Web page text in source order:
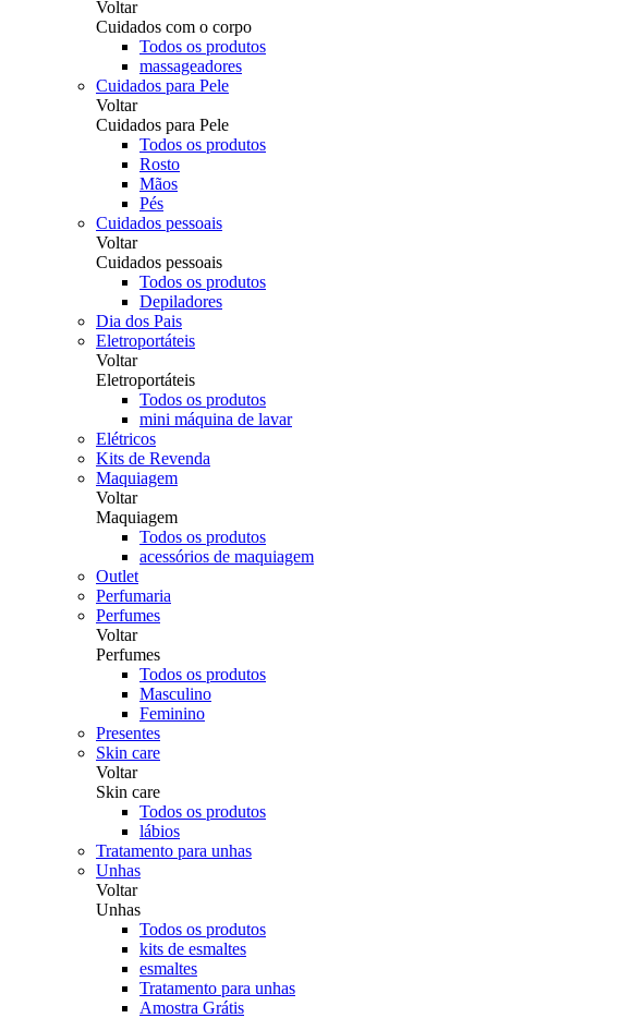
Voltar
Cuidados com o corpo
Todos os produtos
massageadores
Cuidados para Pele
Voltar
Cuidados para Pele
Todos os produtos
Rosto
Mãos
Pés
Cuidados pessoais
Voltar
Cuidados pessoais
Todos os produtos
Depiladores
Dia dos Pais
Eletroportáteis
Voltar
Eletroportáteis
Todos os produtos
mini máquina de lavar
Elétricos
Kits de Revenda
Maquiagem
Voltar
Maquiagem
Todos os produtos
acessórios de maquiagem
Outlet
Perfumaria
Perfumes
Voltar
Perfumes
Todos os produtos
Masculino
Feminino
Presentes
Skin care
Voltar
Skin care
Todos os produtos
lábios
Tratamento para unhas
Unhas
Voltar
Unhas
Todos os produtos
kits de esmaltes
esmaltes
Tratamento para unhas
Amostra Grátis